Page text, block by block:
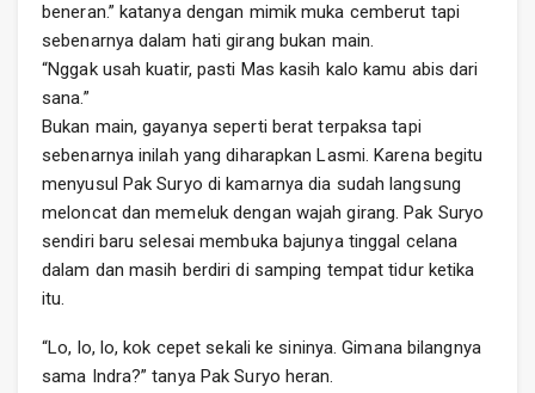
beneran.” katanya dengan mimik muka cemberut tapi
sebenarnya dalam hati girang bukan main.
“Nggak usah kuatir, pasti Mas kasih kalo kamu abis dari
sana.”
Bukan main, gayanya seperti berat terpaksa tapi
sebenarnya inilah yang diharapkan Lasmi. Karena begitu
menyusul Pak Suryo di kamarnya dia sudah langsung
meloncat dan memeluk dengan wajah girang. Pak Suryo
sendiri baru selesai membuka bajunya tinggal celana
dalam dan masih berdiri di samping tempat tidur ketika
itu.
“Lo, lo, lo, kok cepet sekali ke sininya. Gimana bilangnya
sama Indra?” tanya Pak Suryo heran.